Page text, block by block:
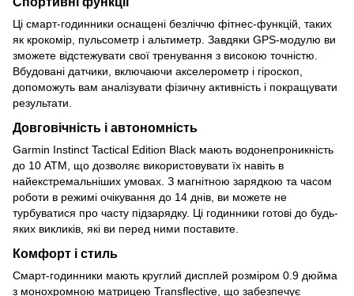
Ці смарт-годинники оснащені безліччю фітнес-функцій, таких
як крокомір, пульсометр і альтиметр. Завдяки GPS-модулю ви
зможете відстежувати свої тренування з високою точністю.
Вбудовані датчики, включаючи акселерометр і гіроскоп,
допоможуть вам аналізувати фізичну активність і покращувати
результати.
Довговічність і автономність
Garmin Instinct Tactical Edition Black мають водонепроникність
до 10 ATM, що дозволяє використовувати їх навіть в
найекстремальніших умовах. З магнітною зарядкою та часом
роботи в режимі очікування до 14 днів, ви можете не
турбуватися про часту підзарядку. Ці годинники готові до будь-
яких викликів, які ви перед ними поставите.
Комфорт і стиль
Смарт-годинники мають круглий дисплей розміром 0.9 дюйма
з монохромною матрицею Transflective, що забезпечує